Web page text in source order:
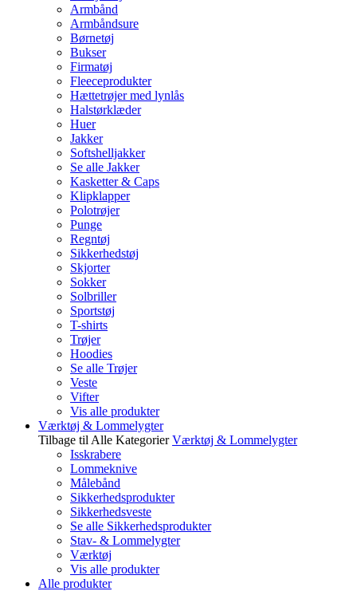
Armbånd
Armbåndsure
Børnetøj
Bukser
Firmatøj
Fleeceprodukter
Hættetrøjer med lynlås
Halstørklæder
Huer
Jakker
Softshelljakker
Se alle Jakker
Kasketter & Caps
Klipklapper
Polotrøjer
Punge
Regntøj
Sikkerhedstøj
Skjorter
Sokker
Solbriller
Sportstøj
T-shirts
Trøjer
Hoodies
Se alle Trøjer
Veste
Vifter
Vis alle produkter
Værktøj & Lommelygter
Tilbage til Alle Kategorier Værktøj & Lommelygter
Isskrabere
Lommeknive
Målebånd
Sikkerhedsprodukter
Sikkerhedsveste
Se alle Sikkerhedsprodukter
Stav- & Lommelygter
Værktøj
Vis alle produkter
Alle produkter